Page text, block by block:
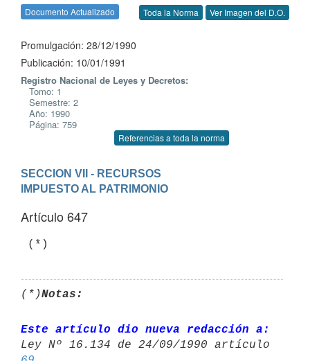
Documento Actualizado Toda la Norma Ver Imagen del D.O.
Promulgación: 28/12/1990
Publicación: 10/01/1991
Registro Nacional de Leyes y Decretos:
Tomo: 1
Semestre: 2
Año: 1990
Página: 759
Referencias a toda la norma
SECCION VII - RECURSOS
IMPUESTO AL PATRIMONIO
Artículo 647
(*)Notas:
Este artículo dio nueva redacción a: